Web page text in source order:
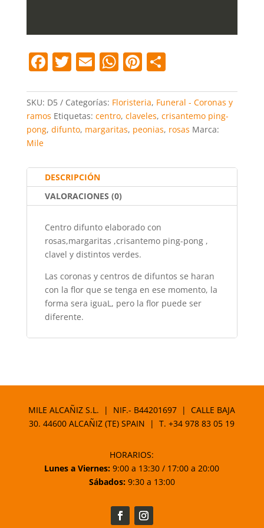
F
c
e
b
o
k
T
itt
er
E
ai
l
W
at
s
A
p
Pi
er
e
st
C
m
p
ar
SKU: D5 Categorías: Floristeria, Funeral - Coronas y
ramos Etiquetas: centro, claveles, crisantemo ping-
pong, difunto, margaritas, peonias, rosas Marca:
Mile
DESCRIPCIÓN
VALORACIONES (0)
Centro difunto elaborado con
rosas,margaritas ,crisantemo ping-pong ,
clavel y distintos verdes.
Las coronas y centros de difuntos se haran
con la flor que se tenga en ese momento, la
forma sera iguaL, pero la flor puede ser
diferente.
MILE ALCAÑIZ S.L. | NIF.- B44201697 | CALLE BAJA
30. 44600 ALCAÑIZ (TE) SPAIN | T.+34 978 83 05 19
HORARIOS:
Lunes a Viernes: 9:00 a 13:30 / 17:00 a 20:00
Sábados:9:30 a 13:00